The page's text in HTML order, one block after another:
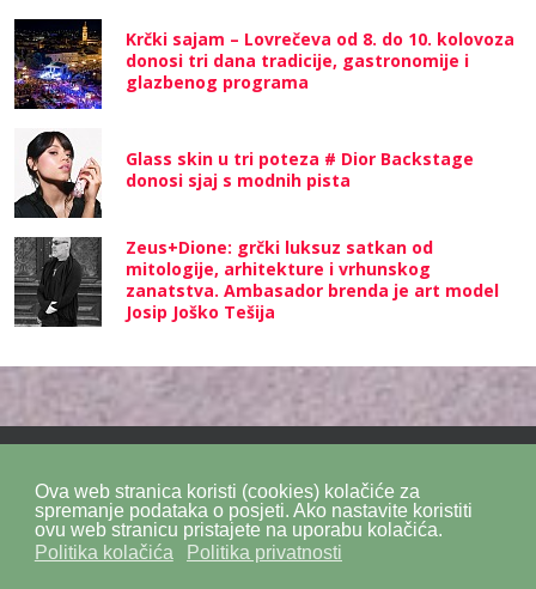
Ova web stranica koristi (cookies) kolačiće za
spremanje podataka o posjeti. Ako nastavite koristiti
ovu web stranicu pristajete na uporabu kolačića.
Politika kolačića
Politika privatnosti
Krčki sajam – Lovrečeva od 8. do 10. kolovoza
donosi tri dana tradicije, gastronomije i
glazbenog programa
Glass skin u tri poteza # Dior Backstage
donosi sjaj s modnih pista
Zeus+Dione: grčki luksuz satkan od
mitologije, arhitekture i vrhunskog
zanatstva. Ambasador brenda je art model
Josip Joško Tešija
Politika privatnosti Politika kolačića SiteMap
Impressum Kontakt DPZ Consulting